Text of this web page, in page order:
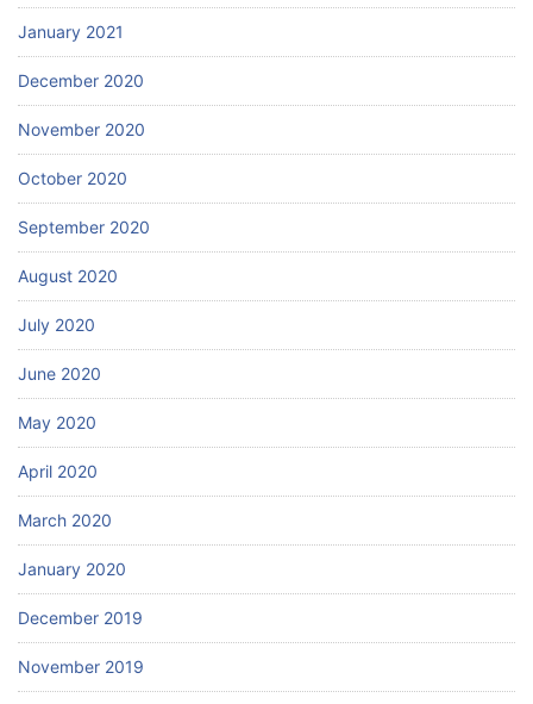
January 2021
December 2020
November 2020
October 2020
September 2020
August 2020
July 2020
June 2020
May 2020
April 2020
March 2020
January 2020
December 2019
November 2019